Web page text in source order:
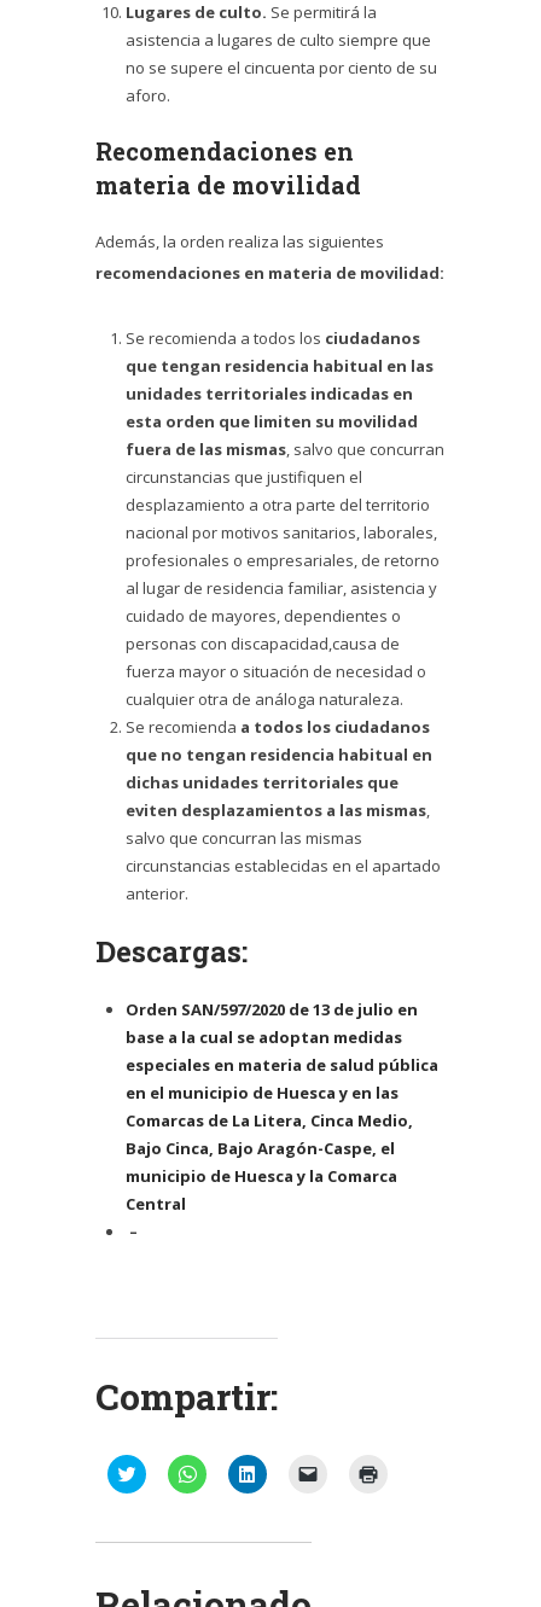
Lugares de culto. Se permitirá la
asistencia a lugares de culto siempre que
no se supere el cincuenta por ciento de su
aforo.
Recomendaciones en
materia de movilidad
Además, la orden realiza las siguientes
recomendaciones en materia de movilidad:
Se recomienda a todos los ciudadanos
que tengan residencia habitual en las
unidades territoriales indicadas en
esta orden que limiten su movilidad
fuera de las mismas, salvo que concurran
circunstancias que justifiquen el
desplazamiento a otra parte del territorio
nacional por motivos sanitarios, laborales,
profesionales o empresariales, de retorno
al lugar de residencia familiar, asistencia y
cuidado de mayores, dependientes o
personas con discapacidad,causa de
fuerza mayor o situación de necesidad o
cualquier otra de análoga naturaleza.
Se recomienda a todos los ciudadanos
que no tengan residencia habitual en
dichas unidades territoriales que
eviten desplazamientos a las mismas,
salvo que concurran las mismas
circunstancias establecidas en el apartado
anterior.
Descargas:
Orden SAN/597/2020 de 13 de julio en
base a la cual se adoptan medidas
especiales en materia de salud pública
en el municipio de Huesca y en las
Comarcas de La Litera, Cinca Medio,
Bajo Cinca, Bajo Aragón-Caspe, el
municipio de Huesca y la Comarca
Central
–
Compartir:
Haz
clic
Twitter
en
Haz
clic
WhatsApp
en
Haz
clic
LinkedIn
en